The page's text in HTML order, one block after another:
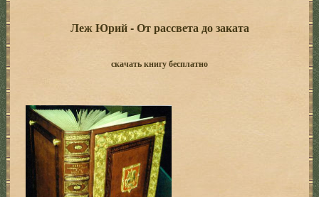
Леж Юрий - От рассвета до заката
скачать книгу бесплатно